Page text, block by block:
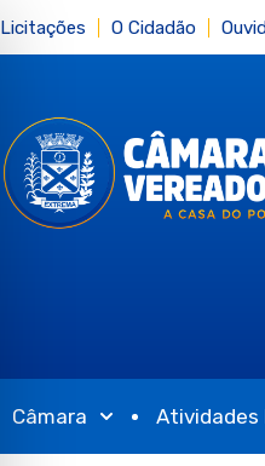
Licitações O Cidadão
Câmara Atividades